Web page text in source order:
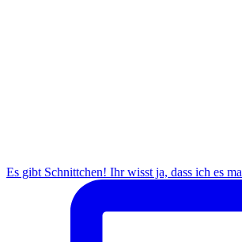
Es gibt Schnittchen! Ihr wisst ja, dass ich es ma